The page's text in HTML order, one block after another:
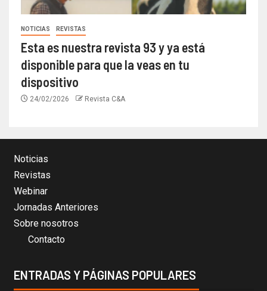
NOTICIAS REVISTAS
Esta es nuestra revista 93 y ya está
disponible para que la veas en tu
dispositivo
24/02/2026 Revista C&A
Noticias
Revistas
Webinar
Jornadas Anteriores
Sobre nosotros
Contacto
ENTRADAS Y PÁGINAS POPULARES